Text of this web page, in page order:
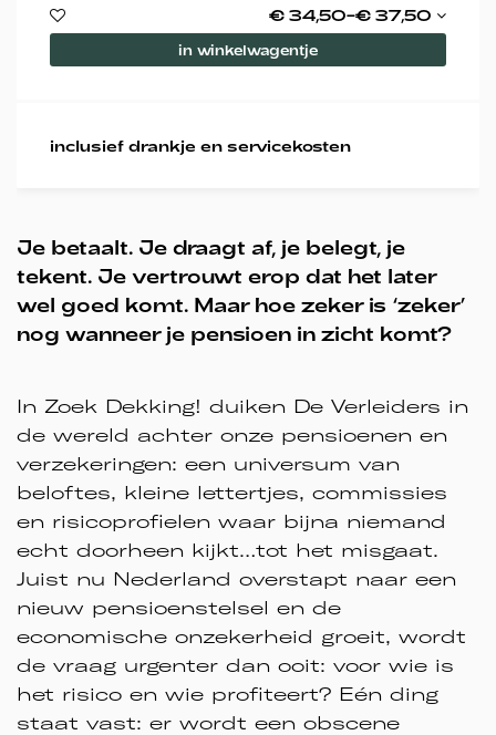
€ 34,50–€ 37,50
in winkelwagentje
inclusief drankje en servicekosten
Je betaalt. Je draagt af, je belegt, je
tekent. Je vertrouwt erop dat het later
wel goed komt. Maar hoe zeker is ‘zeker’
nog wanneer je pensioen in zicht komt?
In Zoek Dekking! duiken De Verleiders in
de wereld achter onze pensioenen en
verzekeringen: een universum van
beloftes, kleine lettertjes, commissies
en risicoprofielen waar bijna niemand
echt doorheen kijkt…tot het misgaat.
Juist nu Nederland overstapt naar een
nieuw pensioenstelsel en de
economische onzekerheid groeit, wordt
de vraag urgenter dan ooit: voor wie is
het risico en wie profiteert? Eén ding
staat vast: er wordt een obscene